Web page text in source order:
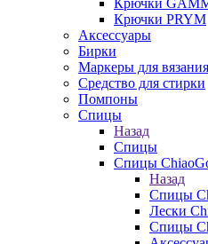
Крючки PRYM
Аксессуары
Бирки
Маркеры для вязания
Средство для стирки
Помпоны
Спицы
Назад
Спицы
Спицы
Назад
Спицы
Лески
Cпицы